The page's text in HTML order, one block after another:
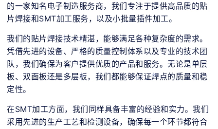
的一家知名电子制造服务商，我们专注于提供高品质的贴
片焊接和SMT加工服务，以及小批量插件加工。
我们的贴片焊接技术精湛，能够满足各种复杂度的需求。
凭借先进的设备、严格的质量控制体系以及专业的技术团
队，我们确保为客户提供优质的产品和服务。无论是单层
板、双面板还是多层板，我们都能够保证焊点的质量和稳
定性。
在SMT加工方面，我们同样具备丰富的经验和实力。我们
采用先进的生产工艺和检测设备，确保每一个环节都符合